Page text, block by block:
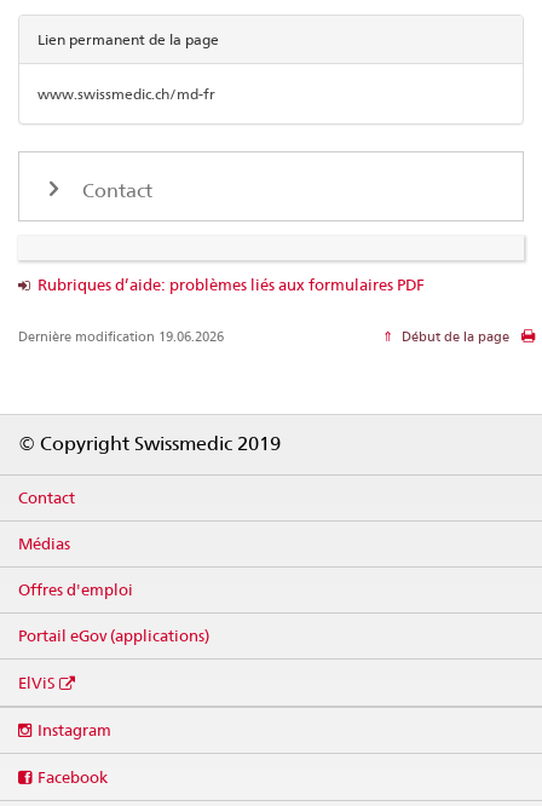
Lien permanent de la page
www.swissmedic.ch/md-fr
Contact
Rubriques d’aide: problèmes liés aux formulaires PDF
Dernière modification 19.06.2026 Début de la page
© Copyright Swissmedic 2019
Contact
Médias
Offres d'emploi
Portail eGov (applications)
ElViS
media
Instagram
Facebook